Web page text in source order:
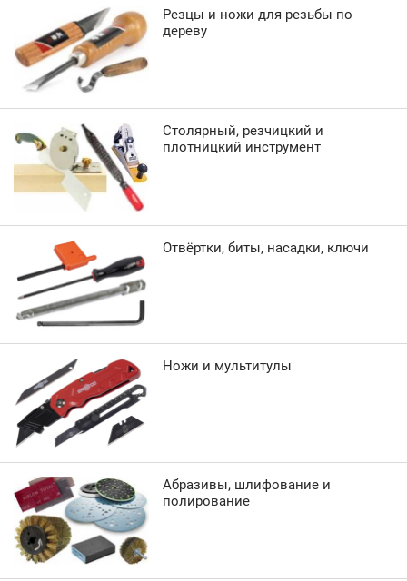
Резцы и ножи для резьбы по
дереву
Столярный, резчицкий и
плотницкий инструмент
Отвёртки, биты, насадки, ключи
Ножи и мультитулы
Абразивы, шлифование и
полирование